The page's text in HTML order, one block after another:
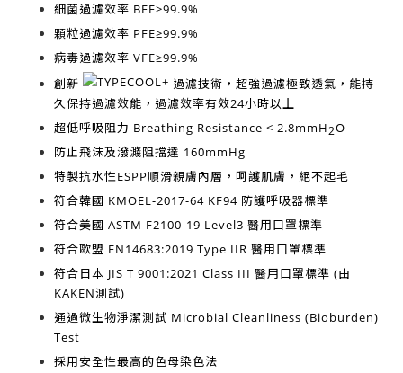
細菌過濾效率 BFE≥99.9%
顆粒過濾效率 PFE≥99.9%
病毒過濾效率 VFE≥99.9%
創新
過濾技術，超強過濾極致透氣，能持
久保持過濾效能，過濾效率有效24小時以上
超低呼吸阻力 Breathing Resistance < 2.8mmH2O
防止飛沫及潑濺阻擋達 160mmHg
特製抗水性ESPP順滑親膚內層，呵護肌膚，絕不起毛
符合韓國 KMOEL-2017-64 KF94 防護呼吸器標準
符合美國 ASTM F2100-19 Level3 醫用口罩標準
符合歐盟 EN14683:2019 Type IIR 醫用口罩標準
符合日本 JIS T 9001:2021 Class III 醫用口罩標準 (由
KAKEN測試)
通過微生物淨潔測試 Microbial Cleanliness (Bioburden)
Test
採用安全性最高的色母染色法